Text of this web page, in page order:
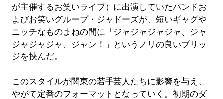
が主催するお笑いライブ）に出演していたバンドお
よびお笑いグループ・ジャドーズが、短いギャグや
ニッチなものまねの間に「ジャジャジャジャ、ジャ
ジャジャジャ、ジャン！」というノリの良いブリッ
ジを挟んだ。
このスタイルが関東の若手芸人たちに影響を与え、
やがて定番のフォーマットとなっていく。初期のダ